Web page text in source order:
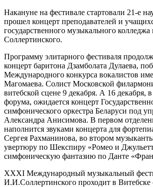
Накануне на фестивале стартовали 21-е
прошел концерт преподавателей и
государственного музыкального
Соллертинского.
Программу элитарного фестиваля
концерт баритона Дзамболата Дулаева,
Международного конкурса вокалистов
Магомаева. Солист Московской
витебской сцене 9 декабря. А 16 декабря,
форума, ожидается концерт
симфонического оркестра Беларуси под
Александра Анисимова. В первом
наполнится звуками концерта для
Сергея Рахманинова, во втором
увертюру по Шекспиру «Ромео и
симфоническую фантазию по Данте
XXXI Международный музыкальный
И.И.Соллертинского проходит в Витебске